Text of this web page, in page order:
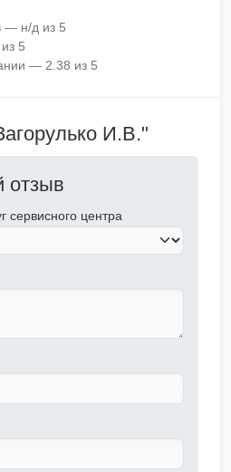
— н/д из 5
5
— 2.38 из 5
И.В."
отзыв
сервисного центра